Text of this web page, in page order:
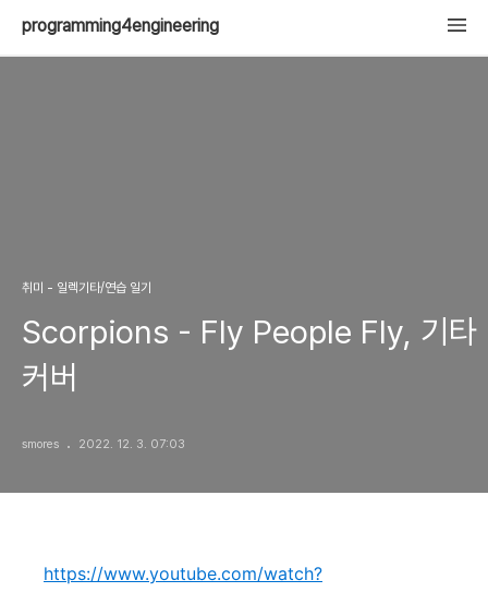
programming4engineering
취미 - 일렉기타/연습 일기
Scorpions - Fly People Fly, 기타
커버
smores 2022. 12. 3. 07:03
https://www.youtube.com/watch?